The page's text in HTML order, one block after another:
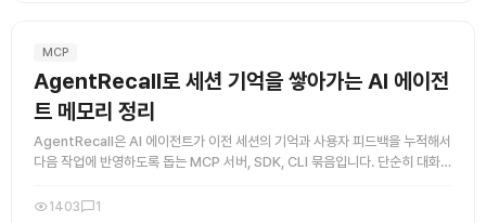
MCP
AgentRecall로 세션 기억을 쌓아가는 AI 에이전
트 메모리 정리
AgentRecall은 AI 에이전트가 이전 세션의 기억과 사용자 피드백을 누적해서
다음 작업에 반영하도록 돕는 MCP 서버, SDK, CLI 묶음입니다. 단순히 대화를
1403 1